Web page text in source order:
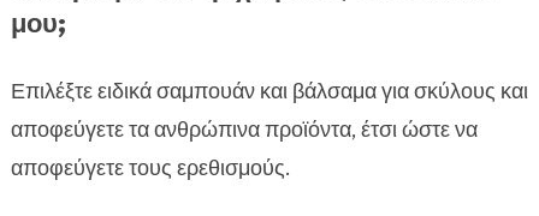
μου;
Επιλέξτε ειδικά σαμπουάν και βάλσαμα για σκύλους και
αποφεύγετε τα ανθρώπινα προϊόντα, έτσι ώστε να
αποφεύγετε τους ερεθισμούς.